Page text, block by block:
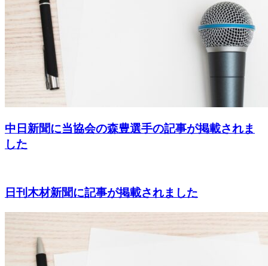
中日新聞に当協会の森豊選手の記事が掲載されま
した
日刊木材新聞に記事が掲載されました